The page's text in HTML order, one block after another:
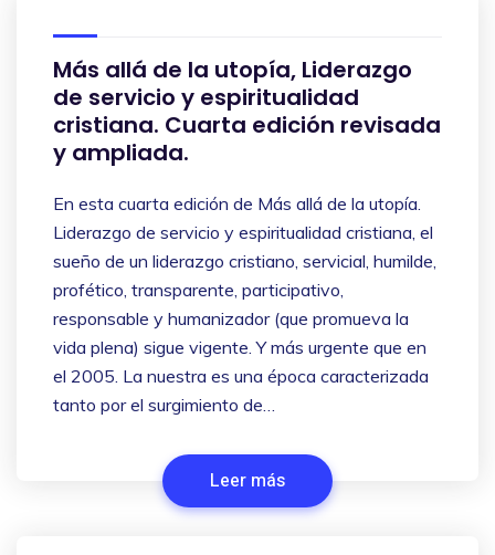
Más allá de la utopía, Liderazgo
de servicio y espiritualidad
cristiana. Cuarta edición revisada
y ampliada.
En esta cuarta edición de Más allá de la utopía.
Liderazgo de servicio y espiritualidad cristiana, el
sueño de un liderazgo cristiano, servicial, humilde,
profético, transparente, participativo,
responsable y humanizador (que promueva la
vida plena) sigue vigente. Y más urgente que en
el 2005. La nuestra es una época caracterizada
tanto por el surgimiento de…
Leer más